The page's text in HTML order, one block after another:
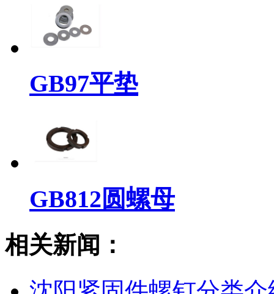
GB97平垫
GB812圆螺母
相关新闻：